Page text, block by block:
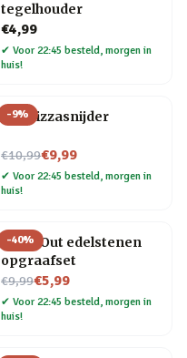
tegelhouder
€4,99
✔ Voor 22:45 besteld, morgen in
huis!
-9%
Kat Pizzasnijder
€10,99
Nu voor€9,99
✔ Voor 22:45 besteld, morgen in
huis!
-40%
Dig It Out edelstenen
opgraafset
€9,99
Nu voor€5,99
✔ Voor 22:45 besteld, morgen in
huis!